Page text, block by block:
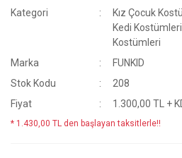
Kategori Kız Çocuk
Kedi Kostümleri
Kostümleri
Marka
FUNKID
Stok Kodu
208
Fiyat
1.300,00 TL +
* 1.430,00 TL den başlayan taksitlerle!!